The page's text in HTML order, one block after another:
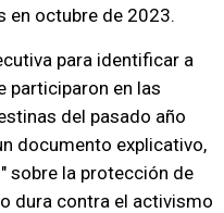
en octubre de 2023.
para identificar a
participaron en las
del pasado año
documento explicativo,
sobre la protección de
dura contra el activismo